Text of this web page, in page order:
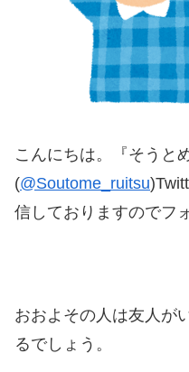
こんにちは。『そうと
(@Soutome_ruitsu
信しておりますのでフ
おおよその人は友人が
るでしょう。